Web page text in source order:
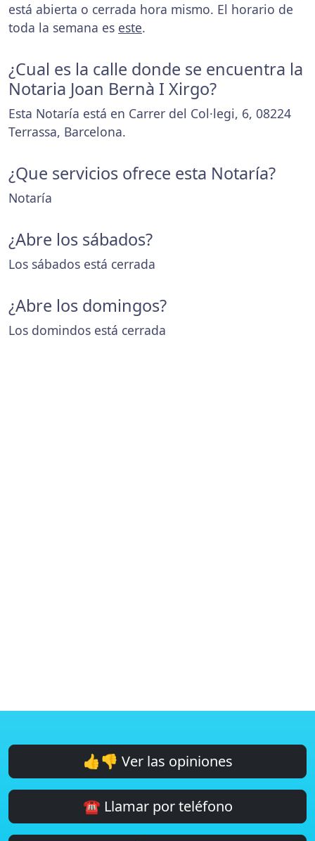
está abierta o cerrada hora mismo. El horario de
toda la semana es este.
¿Cual es la calle donde se encuentra la
Notaria Joan Bernà I Xirgo?
Esta Notaría está en Carrer del Col·legi, 6, 08224
Terrassa, Barcelona.
¿Que servicios ofrece esta Notaría?
Notaría
¿Abre los sábados?
Los sábados está cerrada
¿Abre los domingos?
Los domindos está cerrada
👍👎 Ver las opiniones
☎️ Llamar por teléfono